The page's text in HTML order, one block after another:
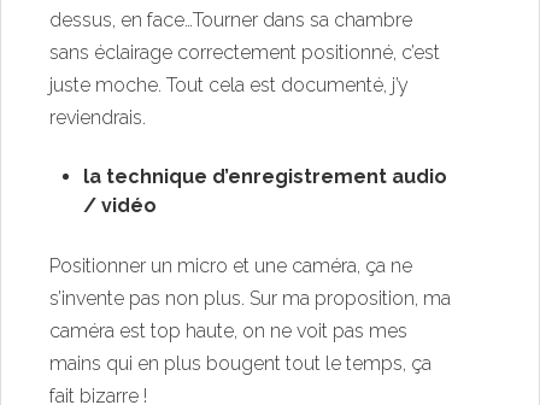
dessus, en face…Tourner dans sa chambre
sans éclairage correctement positionné, c’est
juste moche. Tout cela est documenté, j’y
reviendrais.
la technique d’enregistrement audio
/ vidéo
Positionner un micro et une caméra, ça ne
s’invente pas non plus. Sur ma proposition, ma
caméra est top haute, on ne voit pas mes
mains qui en plus bougent tout le temps, ça
fait bizarre !